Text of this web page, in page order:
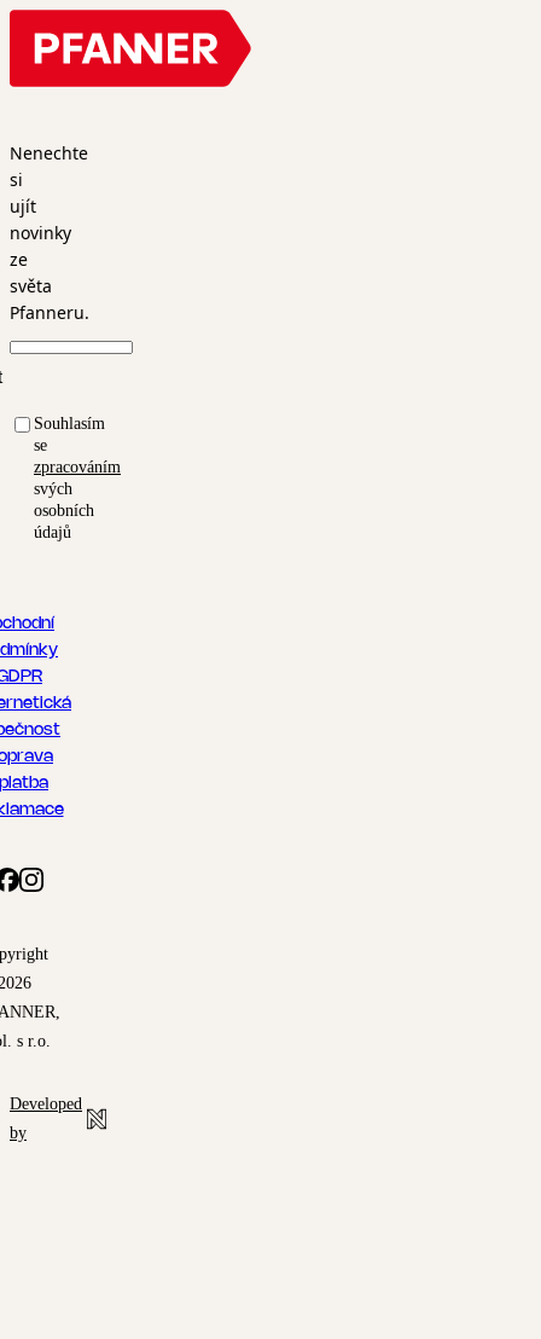
Nenechte
si
ujít
novinky
ze
světa
Pfanneru.
Souhlasím
se
zpracováním
svých
osobních
údajů
s r.o.
Developed
by